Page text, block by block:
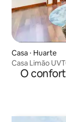
Casa ⋅ Huarte
Casa Limão
O